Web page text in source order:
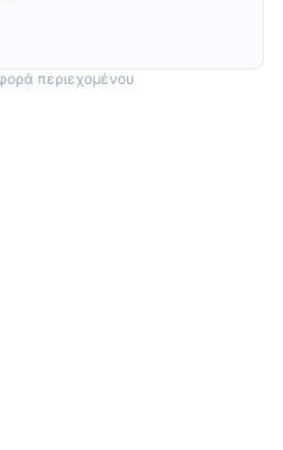
περιεχομένου